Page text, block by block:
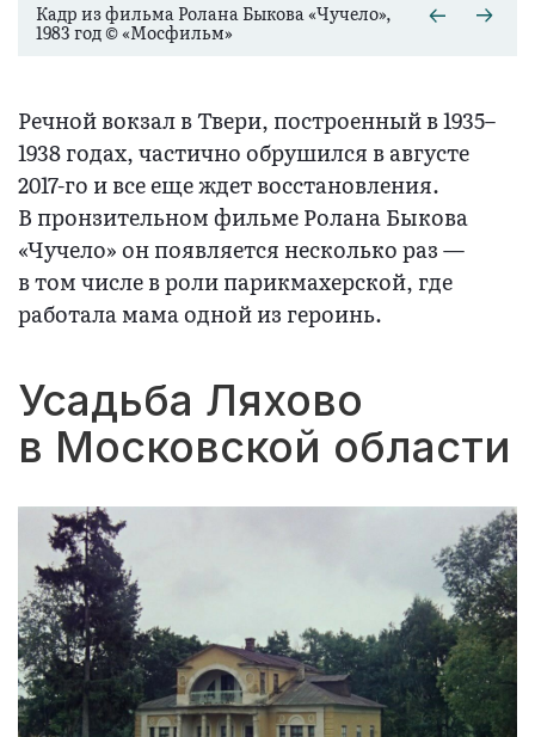
Кадр из фильма Ролана Быкова «Чучело»,
1983 год © «Мосфильм»
Речной вокзал в Твери, построенный в 1935–
1938 годах, частично обрушился в августе
2017-го и все еще ждет восстановления.
В пронзительном фильме Ролана Быкова
«Чучело» он появляется несколько раз —
в том числе в роли парикмахерской, где
работала мама одной из героинь.
Усадьба Ляхово
в Московской области